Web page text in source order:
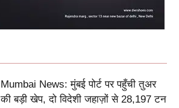
Mumbai News: मुंबई पोर्ट पर पहुँची तुअर
की बड़ी खेप, दो विदेशी जहाज़ों से 28,197 टन